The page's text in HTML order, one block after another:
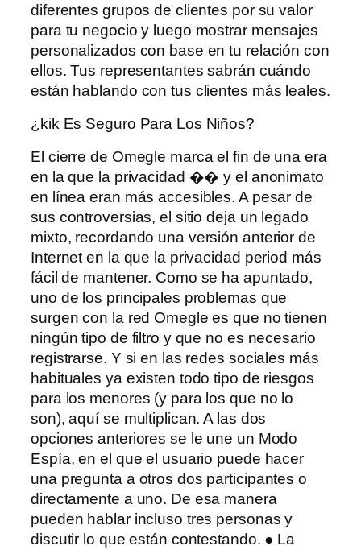
diferentes grupos de clientes por su valor
para tu negocio y luego mostrar mensajes
personalizados con base ​​en tu relación con
ellos. Tus representantes sabrán cuándo
están hablando con tus clientes más leales.
¿kik Es Seguro Para Los Niños?
El cierre de Omegle marca el fin de una era
en la que la privacidad �� y el anonimato
en línea eran más accesibles. A pesar de
sus controversias, el sitio deja un legado
mixto, recordando una versión anterior de
Internet en la que la privacidad period más
fácil de mantener. Como se ha apuntado,
uno de los principales problemas que
surgen con la red Omegle es que no tienen
ningún tipo de filtro y que no es necesario
registrarse. Y si en las redes sociales más
habituales ya existen todo tipo de riesgos
para los menores (y para los que no lo
son), aquí se multiplican. A las dos
opciones anteriores se le une un Modo
Espía, en el que el usuario puede hacer
una pregunta a otros dos participantes o
directamente a uno. De esa manera
pueden hablar incluso tres personas y
discutir lo que están contestando. ● La